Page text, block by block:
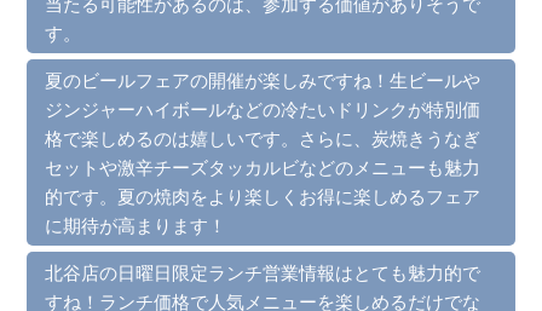
す。
夏のビールフェアの開催が楽しみですね！生ビールや
ジンジャーハイボールなどの冷たいドリンクが特別価
格で楽しめるのは嬉しいです。さらに、炭焼きうなぎ
セットや激辛チーズタッカルビなどのメニューも魅力
的です。夏の焼肉をより楽しくお得に楽しめるフェア
に期待が高まります！
北谷店の日曜日限定ランチ営業情報はとても魅力的で
すね！ランチ価格で人気メニューを楽しめるだけでな